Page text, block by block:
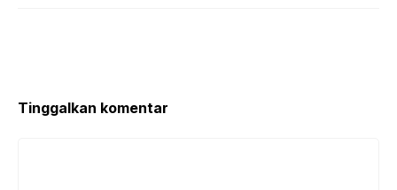
Tinggalkan komentar